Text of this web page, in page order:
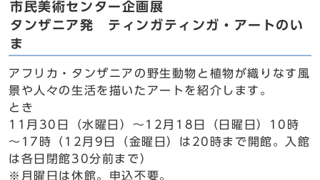
市民美術センター企画展
タンザニア発 ティンガティンガ・アートのい
ま
アフリカ・タンザニアの野生動物と植物が織りなす風
景や人々の生活を描いたアートを紹介します。
とき
11月30日（水曜日）～12月18日（日曜日）10時
～17時（12月9日（金曜日）は20時まで開館。入館
は各日閉館30分前まで）
※月曜日は休館。申込不要。